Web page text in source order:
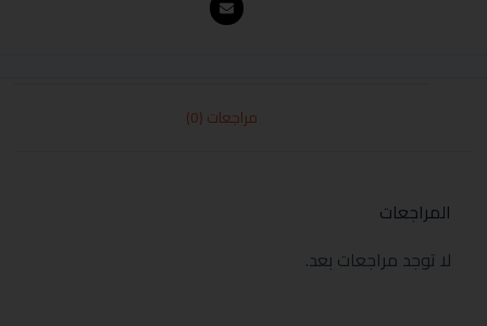
مراجعات (0)
المراجعات
لا توجد مراجعات بعد.